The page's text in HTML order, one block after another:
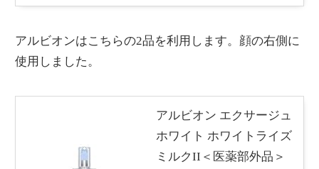
アルビオンはこちらの2品を利用します。顔の右側に
使用しました。
アルビオン エクサージュ
ホワイト ホワイトライズ
ミルクII＜医薬部外品＞